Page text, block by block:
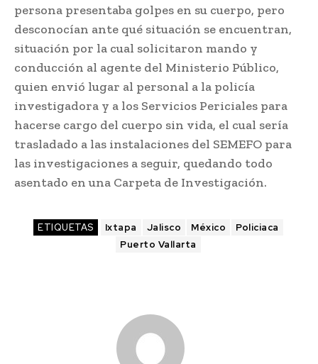
persona presentaba golpes en su cuerpo, pero
desconocían ante qué situación se encuentran,
situación por la cual solicitaron mando y
conducción al agente del Ministerio Público,
quien envió lugar al personal a la policía
investigadora y a los Servicios Periciales para
hacerse cargo del cuerpo sin vida, el cual sería
trasladado a las instalaciones del SEMEFO para
las investigaciones a seguir, quedando todo
asentado en una Carpeta de Investigación.
ETIQUETAS Ixtapa Jalisco México
Policiaca
Puerto Vallarta